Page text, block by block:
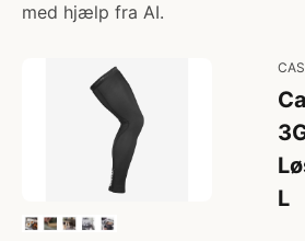
med hjælp fra AI.
L